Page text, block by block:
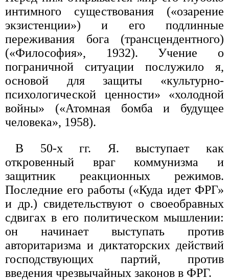
интимного существования («озарение
экзистенции») и его подлинные
переживания бога (трансцендентного)
(«Философия», 1932). Учение о
пограничной ситуации послужило я,
основой для защиты «культурно-
психологической ценности» «холодной
войны» («Атомная бомба и будущее
человека», 1958).
В 50-х гг. Я. выступает как
откровенный враг коммунизма и
защитник реакционных режимов.
Последние его работы («Куда идет ФРГ»
и др.) свидетельствуют о своеобравных
сдвигах в его политическом мышлении:
он начинает выступать против
авторитаризма и диктаторских действий
господствующих партий, против
введения чрезвычайных законов в ФРГ.